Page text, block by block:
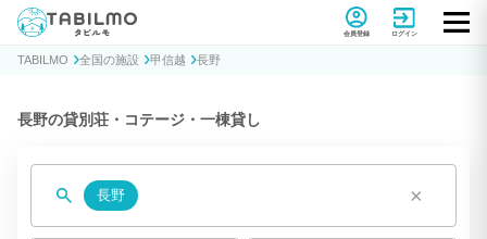
貸別荘コテージ・一棟貸し宿泊予約サイトTABILMO(タビルモ)
会員登録 ログイン
TABILMO 全国の施設 甲信越 長野
長野の貸別荘・コテージ・一棟貸し
長野 ×